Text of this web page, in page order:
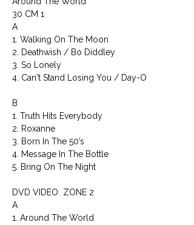
30 CM 1
A
1. Walking On The Moon
2. Deathwish / Bo Diddley
3. So Lonely
4. Can't Stand Losing You / Day-O
B
1. Truth Hits Everybody
2. Roxanne
3. Born In The 50’s
4. Message In The Bottle
5. Bring On The Night
DVD VIDEO ZONE 2
A
1. Around The World